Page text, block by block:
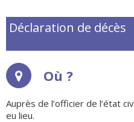
Déclaration de décès
Où ?
Auprès de l’officier de l’état
eu lieu.